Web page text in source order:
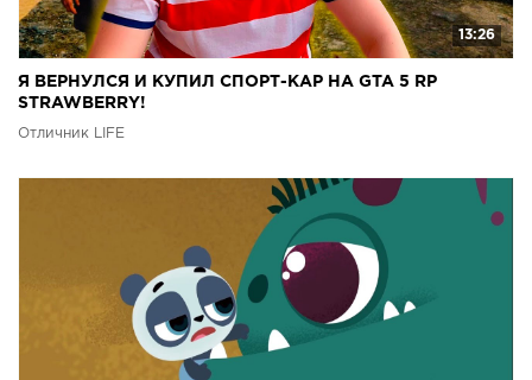
13:26
Я ВЕРНУЛСЯ И КУПИЛ СПОРТ-КАР НА GTA 5 RP
STRAWBERRY!
Отличник LIFE